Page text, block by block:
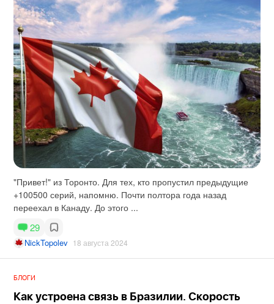
"Привет!" из Торонто. Для тех, кто пропустил предыдущие
+100500 серий, напомню. Почти полтора года назад
переехал в Канаду. До этого ...
29
NickTopolev 18 августа 2024
БЛОГИ
Как устроена связь в Бразилии. Скорость